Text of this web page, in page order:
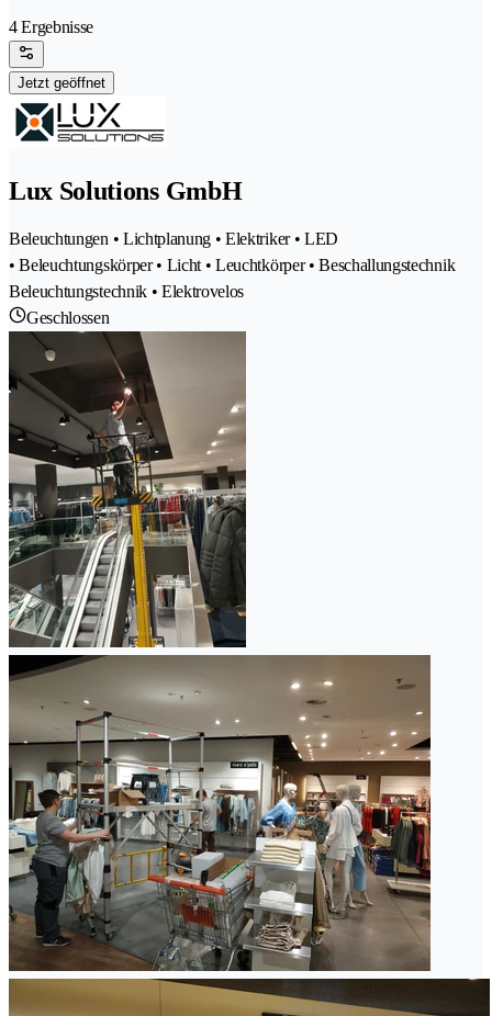
4 Ergebnisse
Jetzt geöffnet
Lux Solutions GmbH
Beleuchtungen • Lichtplanung • Elektriker • LED
• Beleuchtungskörper • Licht • Leuchtkörper • Beschallungstechnik
Beleuchtungstechnik • Elektrovelos
Geschlossen